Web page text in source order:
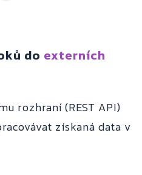
do externích
rozhraní (REST API)
získaná data v